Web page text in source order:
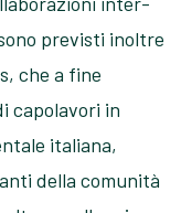
previsti inoltre
che a fine
capolavori in
italiana,
della comunità